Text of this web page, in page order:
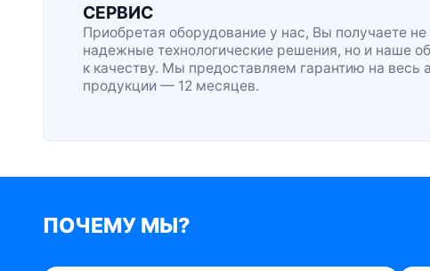
СЕРВИС
Приобретая оборудование у нас, Вы получаете не
надежные технологические решения, но и наше
к качеству. Мы предоставляем гарантию на весь
продукции — 12 месяцев.
ПОЧЕМУ МЫ?